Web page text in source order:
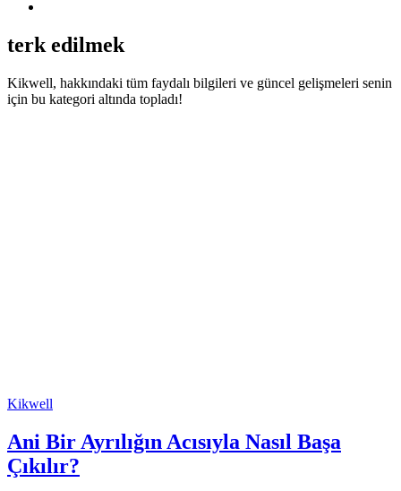
terk edilmek
Kikwell, hakkındaki tüm faydalı bilgileri ve güncel gelişmeleri senin
için bu kategori altında topladı!
Kikwell
Ani Bir Ayrılığın Acısıyla Nasıl Başa
Çıkılır?